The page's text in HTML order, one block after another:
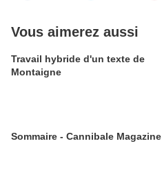
Vous aimerez aussi
Travail hybride d'un texte de
Montaigne
Sommaire - Cannibale Magazine